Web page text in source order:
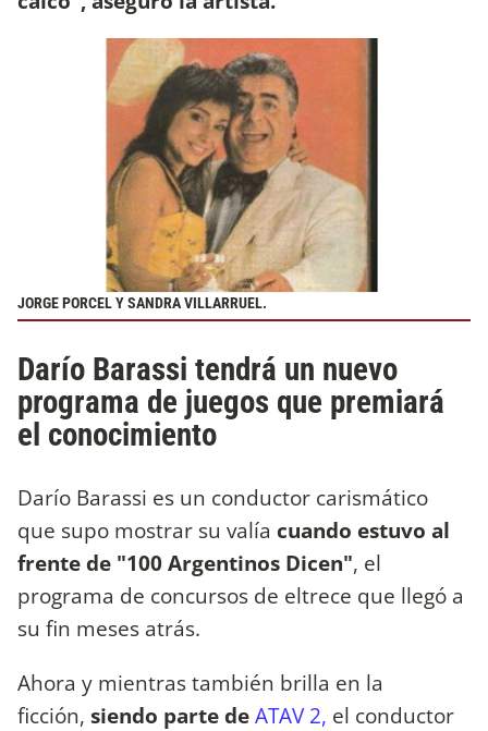
JORGE PORCEL Y SANDRA VILLARRUEL.
Darío Barassi tendrá un nuevo
programa de juegos que premiará
el conocimiento
Darío Barassi es un conductor carismático
que supo mostrar su valía cuando estuvo al
frente de "100 Argentinos Dicen", el
programa de concursos de eltrece que llegó a
su fin meses atrás.
Ahora y mientras también brilla en la
ficción, siendo parte deATAV 2, el conductor